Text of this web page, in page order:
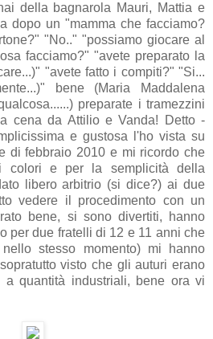
della bagnarola Mauri, Mattia e
dopo un "mamma che facciamo?
"No.." "possiamo giocare al
facciamo?" "avete preparato la
"avete fatto i compiti?" "Si...
bene (Maria Maddalena
preparate i tramezzini
cena da Attilio e Vanda! Detto -
e gustosa l'ho vista su
di febbraio 2010 e mi ricordo che
colori e per la semplicità della
libero arbitrio (si dice?) ai due
vedere il procedimento con un
bene, si sono divertiti, hanno
per due fratelli di 12 e 11 anni che
stesso momento) mi hanno
visto che gli auturi erano
a quantità industriali, bene ora vi